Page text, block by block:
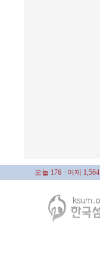
오늘 176 · 어제 1,564